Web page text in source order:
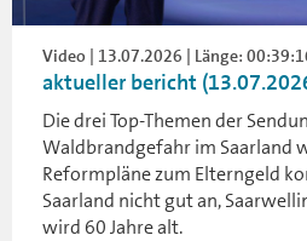
Video | 13.07.2026 | Länge:
aktueller bericht
Die drei Top-Themen der
Waldbrandgefahr im Saarland
Reformpläne zum Elterngeld
Saarland nicht gut an,
wird 60 Jahre alt.